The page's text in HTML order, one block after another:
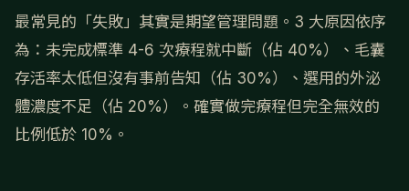
最常見的「失敗」其實是期望管理問題。3 大原因依序
為：未完成標準 4-6 次療程就中斷（佔 40%）、毛囊
存活率太低但沒有事前告知（佔 30%）、選用的外泌
體濃度不足（佔 20%）。確實做完療程但完全無效的
比例低於 10%。